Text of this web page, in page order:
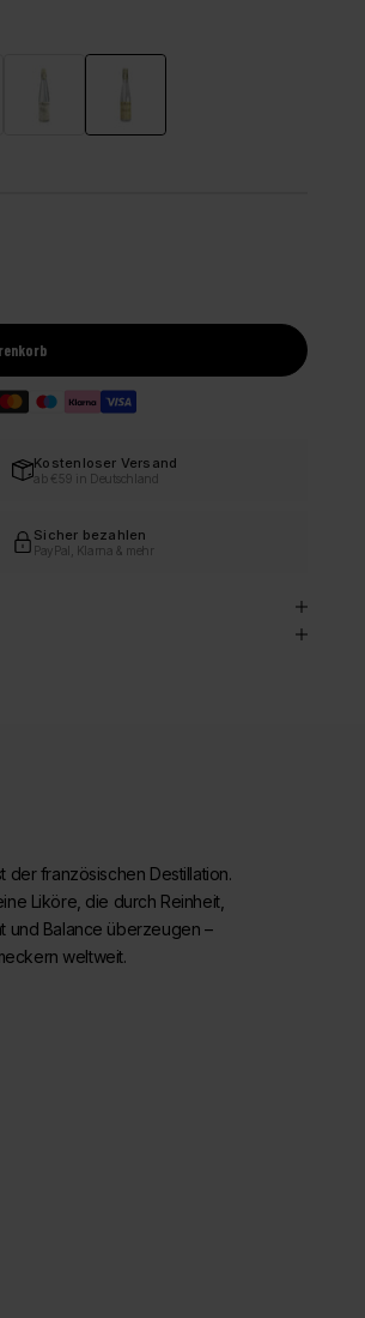
Quetsche
Kostenloser Versand
ab €59 in Deutschland
Sicher bezahlen
PayPal, Klarna & mehr
der französischen Destillation.
Liköre, die durch Reinheit,
und Balance überzeugen –
weltweit.